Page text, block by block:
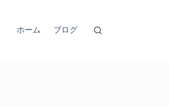
ホーム ブログ